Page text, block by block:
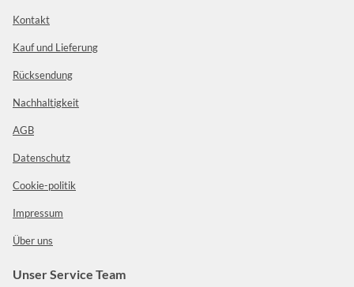
Kontakt
Kauf und Lieferung
Rücksendung
Nachhaltigkeit
AGB
Datenschutz
Cookie-politik
Impressum
Über uns
Unser Service Team